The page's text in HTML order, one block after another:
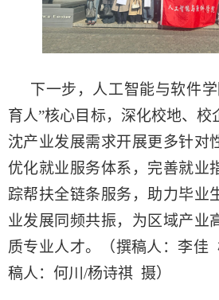
下一步，人工智能与软件
育人”核心目标，深化校地、校
沈产业发展需求开展更多针对
优化就业服务体系，完善就业
踪帮扶全链条服务，助力毕业
业发展同频共振，为 区域产业
质专业人才。（撰稿人：李佳
稿人：何川 /杨诗祺 摄）